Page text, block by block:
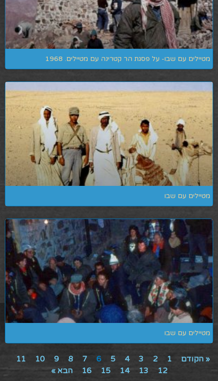
מטיילים עם שבו- על פסגת הר קטרינה עם מטיילים. 1968
מטיילים עם שבו
מטיילים עם שבו
« הקודם 1
2
3
4
5
6
7
8
9
10
11
12
13
14
15
16 הבא »